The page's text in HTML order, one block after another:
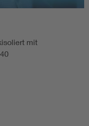
der Normung
mit